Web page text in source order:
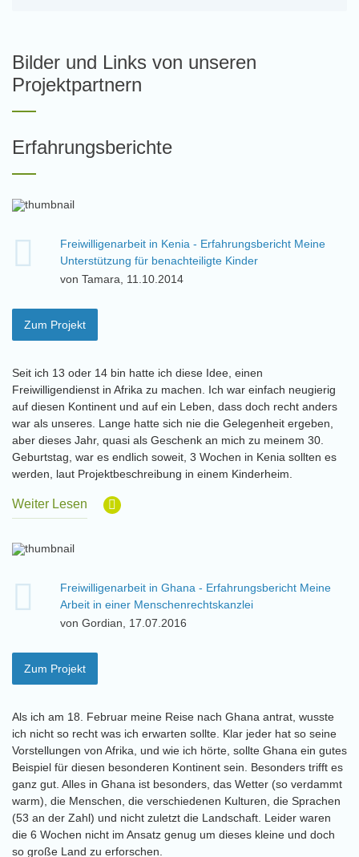
Bilder und Links von unseren
Projektpartnern
Erfahrungsberichte
Freiwilligenarbeit in Kenia - Erfahrungsbericht Meine
Unterstützung für benachteiligte Kinder
von Tamara, 11.10.2014
Zum Projekt
Seit ich 13 oder 14 bin hatte ich diese Idee, einen
Freiwilligendienst in Afrika zu machen. Ich war einfach neugierig
auf diesen Kontinent und auf ein Leben, dass doch recht anders
war als unseres. Lange hatte sich nie die Gelegenheit ergeben,
aber dieses Jahr, quasi als Geschenk an mich zu meinem 30.
Geburtstag, war es endlich soweit, 3 Wochen in Kenia sollten es
werden, laut Projektbeschreibung in einem Kinderheim.
Weiter Lesen
Freiwilligenarbeit in Ghana - Erfahrungsbericht Meine
Arbeit in einer Menschenrechtskanzlei
von Gordian, 17.07.2016
Zum Projekt
Als ich am 18. Februar meine Reise nach Ghana antrat, wusste
ich nicht so recht was ich erwarten sollte. Klar jeder hat so seine
Vorstellungen von Afrika, und wie ich hörte, sollte Ghana ein gutes
Beispiel für diesen besonderen Kontinent sein. Besonders trifft es
ganz gut. Alles in Ghana ist besonders, das Wetter (so verdammt
warm), die Menschen, die verschiedenen Kulturen, die Sprachen
(53 an der Zahl) und nicht zuletzt die Landschaft. Leider waren
die 6 Wochen nicht im Ansatz genug um dieses kleine und doch
so große Land zu erforschen.